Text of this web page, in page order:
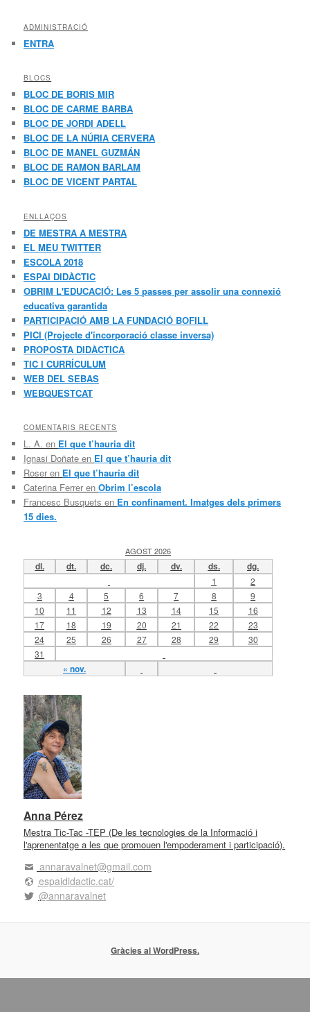
ADMINISTRACIÓ
ENTRA
BLOCS
BLOC DE BORIS MIR
BLOC DE CARME BARBA
BLOC DE JORDI ADELL
BLOC DE LA NÚRIA CERVERA
BLOC DE MANEL GUZMÁN
BLOC DE RAMON BARLAM
BLOC DE VICENT PARTAL
ENLLAÇOS
DE MESTRA A MESTRA
EL MEU TWITTER
ESCOLA 2018
ESPAI DIDÀCTIC
OBRIM L'EDUCACIÓ: Les 5 passes per assolir una connexió
educativa garantida
PARTICIPACIÓ AMB LA FUNDACIÓ BOFILL
PICI (Projecte d'incorporació classe inversa)
PROPOSTA DIDÀCTICA
TIC I CURRÍCULUM
WEB DEL SEBAS
WEBQUESTCAT
COMENTARIS RECENTS
L. A. en El que t’hauria dit
Ignasi Doñate en El que t’hauria dit
Roser en El que t’hauria dit
Caterina Ferrer enObrim l’escola
Francesc Busquets en En confinament. Imatges dels primers
15 dies.
AGOST 2026
dl. dt. dc. dj. dv. ds. dg.
« nov.
1
2
3
4 5 6 7 8
9
10
11 12 13 14 15
16
17
18 19 20 21 22
23
24
25 26 27 28 29
30
31
Anna Pérez
Mestra Tic-Tac -TEP (De les tecnologies de la Informació i
l'aprenentatge a les que promouen l'empoderament i participació).
annaravalnet@gmail.com
espaididactic.cat/
@annaravalnet
Gràcies al WordPress.